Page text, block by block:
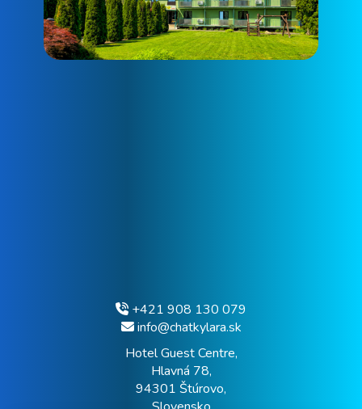
+421 908 130 079
info@chatkylara.sk
Hotel Guest Centre,
Hlavná 78,
94301 Štúrovo,